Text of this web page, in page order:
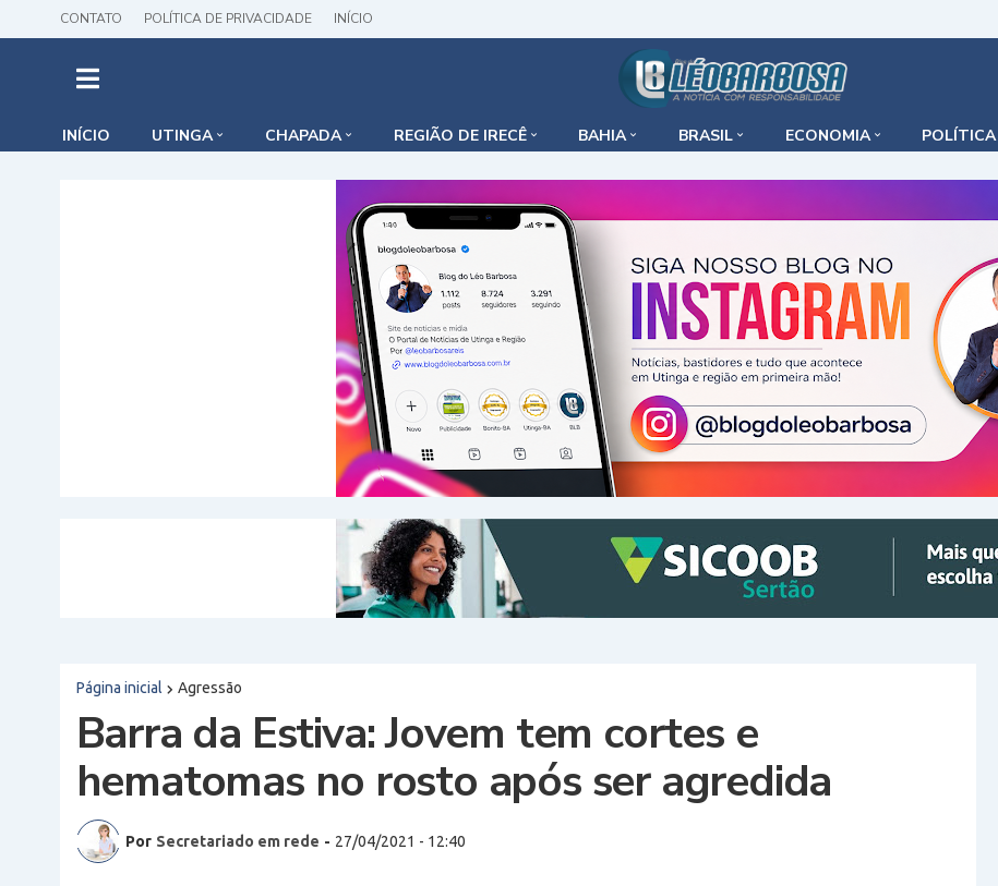
CONTATO POLÍTICA DE PRIVACIDADE INÍCIO
INÍCIO UTINGA CHAPADA REGIÃO DE IRECÊ BAHIA BRASIL ECONOMIA POLÍTICA
Página inicial Agressão
Barra da Estiva: Jovem tem cortes e
hematomas no rosto após ser agredida
Por Secretariado em rede - 27/04/2021 - 12:40